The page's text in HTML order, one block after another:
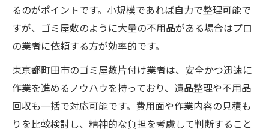
るのがポイントです。小規模であれば自力で整理可能で
すが、ゴミ屋敷のように大量の不用品がある場合はプロ
の業者に依頼する方が効率的です。
東京都町田市のゴミ屋敷片付け業者は、安全かつ迅速に
作業を進めるノウハウを持っており、遺品整理や不用品
回収も一括で対応可能です。費用面や作業内容の見積も
りを比較検討し、精神的な負担を考慮して判断すること